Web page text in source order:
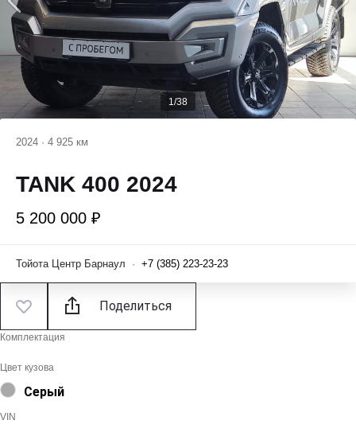
1/38
2024 · 4 925 км
TANK 400 2024
5 200 000 ₽
Тойота Центр Барнаул · +7 (385) 223-23-23
Поделиться
Комплектация
Цвет кузова
Серый
VIN